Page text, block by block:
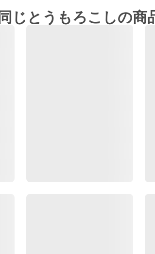
同じとうもろこしの商